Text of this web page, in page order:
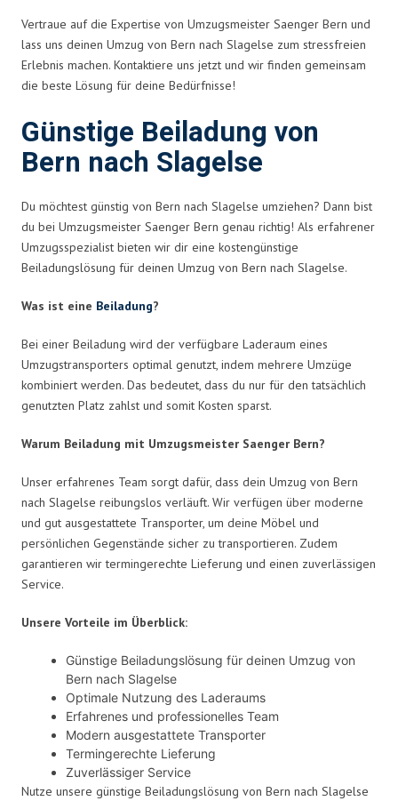
Vertraue auf die Expertise von Umzugsmeister Saenger Bern und
lass uns deinen Umzug von Bern nach Slagelse zum stressfreien
Erlebnis machen. Kontaktiere uns jetzt und wir finden gemeinsam
die beste Lösung für deine Bedürfnisse!
Günstige Beiladung von
Bern nach Slagelse
Du möchtest günstig von Bern nach Slagelse umziehen? Dann bist
du bei Umzugsmeister Saenger Bern genau richtig! Als erfahrener
Umzugsspezialist bieten wir dir eine kostengünstige
Beiladungslösung für deinen Umzug von Bern nach Slagelse.
Was ist eine Beiladung?
Bei einer Beiladung wird der verfügbare Laderaum eines
Umzugstransporters optimal genutzt, indem mehrere Umzüge
kombiniert werden. Das bedeutet, dass du nur für den tatsächlich
genutzten Platz zahlst und somit Kosten sparst.
Warum Beiladung mit Umzugsmeister Saenger Bern?
Unser erfahrenes Team sorgt dafür, dass dein Umzug von Bern
nach Slagelse reibungslos verläuft. Wir verfügen über moderne
und gut ausgestattete Transporter, um deine Möbel und
persönlichen Gegenstände sicher zu transportieren. Zudem
garantieren wir termingerechte Lieferung und einen zuverlässigen
Service.
Unsere Vorteile im Überblick:
Günstige Beiladungslösung für deinen Umzug von
Bern nach Slagelse
Optimale Nutzung des Laderaums
Erfahrenes und professionelles Team
Modern ausgestattete Transporter
Termingerechte Lieferung
Zuverlässiger Service
Nutze unsere günstige Beiladungslösung von Bern nach Slagelse